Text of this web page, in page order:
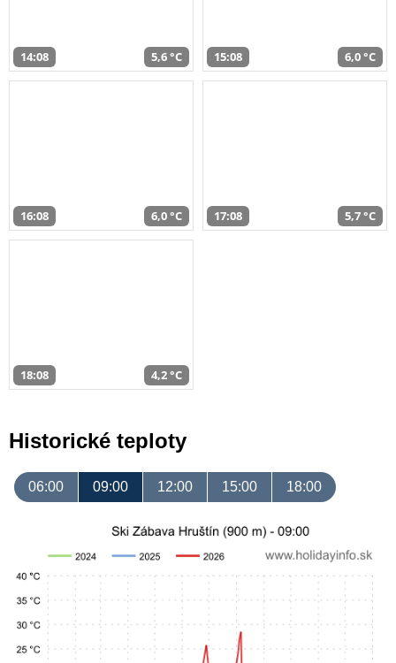
14:08 5,6 °C 15:08 6,0 °C
16:08 6,0 °C 17:08 5,7 °C
18:08 4,2 °C
Historické teploty
06:00 09:00 12:00 15:00 18:00